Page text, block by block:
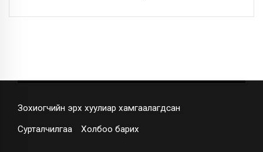
Зохиогчийн эрх хуулиар хамгаалагдсан
Сурталчилгаа Холбоо барих